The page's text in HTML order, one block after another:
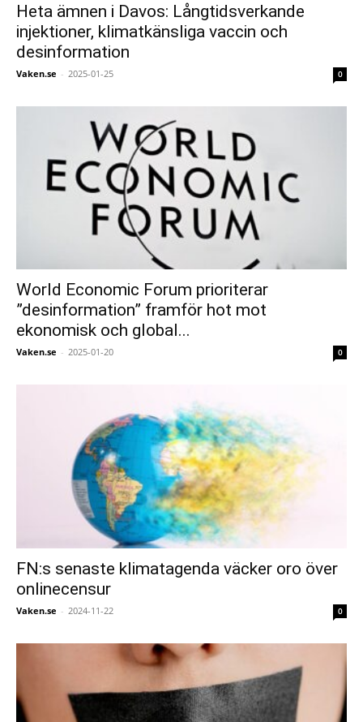
Heta ämnen i Davos: Långtidsverkande
injektioner, klimatkänsliga vaccin och
desinformation
Vaken.se - 2025-01-25 0
World Economic Forum prioriterar
”desinformation” framför hot mot
ekonomisk och global...
Vaken.se - 2025-01-20 0
FN:s senaste klimatagenda väcker oro över
onlinecensur
Vaken.se - 2024-11-22 0